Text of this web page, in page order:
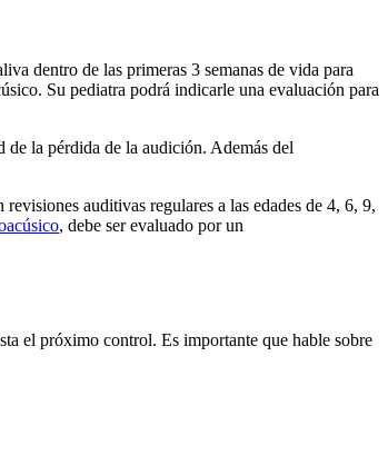
dentro de las primeras 3 semanas de vida para
Su pediatra podrá indicarle una evaluación para
la pérdida de la audición. Además del
auditivas regulares a las edades de 4, 6, 9,
, debe ser evaluado por un
el próximo control. Es importante que hable sobre